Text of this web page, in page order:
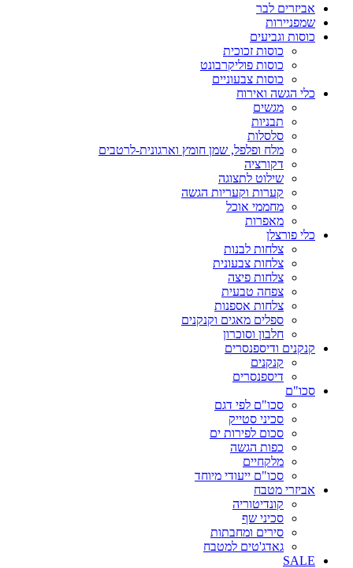
אביזרים לבר
שמפניירות
כוסות וגביעים
כוסות זכוכית
כוסות פוליקרבונט
כוסות צבעוניים
כלי הגשה ואירוח
מגשים
תבניות
סלסלות
מלח ופלפל, שמן חומץ וארגונית-לרטבים
דקורציה
שילוט לתצוגה
קערות וקעריות הגשה
מחממי אוכל
מאפרות
כלי פורצלן
צלחות לבנות
צלחות צבעונית
צלחות פיצה
צפחה טבעית
צלחות אספנות
ספלים מאגים וקנקנים
חלבון וסוכרון
קנקנים ודיספנסרים
קנקנים
דיספנסרים
סכו"ם
סכו"ם לפי דגם
סכיני סטייק
סכום לפירות ים
כפות הגשה
מלקחיים
סכו"ם ייעודי מיוחד
אביזרי מטבח
קונדיטוריה
סכיני שף
סירים ומחבתות
גאדג'טים למטבח
SALE